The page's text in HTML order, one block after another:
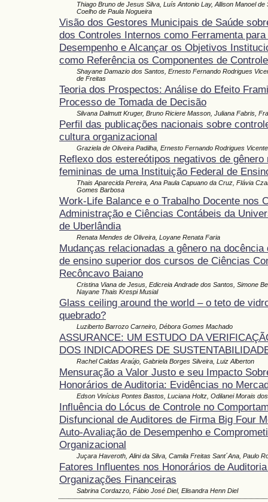
Thiago Bruno de Jesus Silva, Luís Antonio Lay, Allison Manoel de
Coelho de Paula Nogueira
Visão dos Gestores Municipais de Saúde
dos Controles Internos como Ferramenta
Desempenho e Alcançar os Objetivos
como Referência os Componentes de
Shayane Damazio dos Santos, Ernesto Fernando Rodrigues
de Freitas
Teoria dos Prospectos: Análise do Efeito
Processo de Tomada de Decisão
Silvana Dalmutt Kruger, Bruno Riciere Masson, Juliana Fabris,
Perfil das publicações nacionais sobre
cultura organizacional
Graziela de Oliveira Padilha, Ernesto Fernando Rodrigues Vicente
Reflexo dos estereótipos negativos de gênero
femininas de uma Instituição Federal de
Thais Aparecida Pereira, Ana Paula Capuano da Cruz, Flávia
Gomes Barbosa
Work-Life Balance e o Trabalho Docente nos
Administração e Ciências Contábeis da
de Uberlândia
Renata Mendes de Oliveira, Loyane Renata Faria
Mudanças relacionadas a gênero na
de ensino superior dos cursos de Ciências
Recôncavo Baiano
Cristina Viana de Jesus, Edicreia Andrade dos Santos, Simone
Nayane Thais Krespi Musial
Glass ceiling around the world – o teto de
quebrado?
Luziberto Barrozo Carneiro, Débora Gomes Machado
ASSURANCE: UM ESTUDO DA
DOS INDICADORES DE
Rachel Caldas Araújo, Gabriela Borges Silveira, Luiz Alberton
Mensuração a Valor Justo e seu Impacto
Honorários de Auditoria: Evidências no
Edson Vinícius Pontes Bastos, Luciana Holtz, Odilanei Morais
Influência do Lócus de Controle no
Disfuncional de Auditores de Firma Big Four
Auto-Avaliação de Desempenho e
Organizacional
Juçara Haveroth, Alini da Silva, Camila Freitas Sant´Ana, Paulo
Fatores Influentes nos Honorários de
Organizações Financeiras
Sabrina Cordazzo, Fábio José Diel, Elisandra Henn Diel